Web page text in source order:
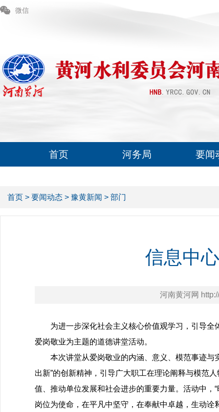
微信
首页 河务局 要闻
首页 > 要闻动态 > 豫黄新闻 > 部门
信息中
河南黄河网
为进一步深化社会主义核心价值观学习，引导
爱岗敬业为主题的道德讲堂活动。
本次讲堂从爱岗敬业的内涵、意义、模范事迹与
出新”的创新精神，引导广大职工在理论阐释与模范
值、推动单位发展和社会进步的重要力量。活动中，
岗位为使命，在平凡中坚守，在奉献中卓越，生动诠